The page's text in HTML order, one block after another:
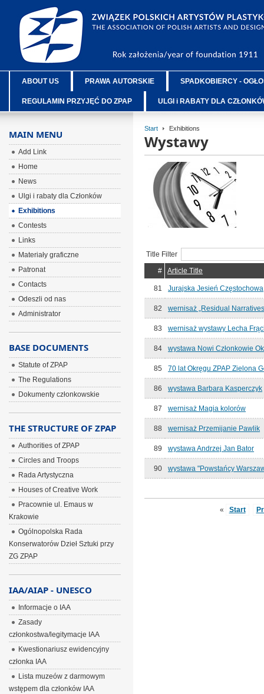
ABOUT US PRAWA AUTORSKIE SPADKOBIERCY -
REGULAMIN PRZYJĘĆ DO ZPAP ULGI i RABATY DLA
Start Exhibitions
Wystawy
Title Filter
#
Article Title
81 Jurajska Jesień Częstochowa
82 wernisaż „Residual
83 wernisaż wystawy Lecha
84 wystawa Nowi Członkowie
85 70 lat Okręgu ZPAP Zielona
86 wystawa Barbara Kasperczyk
87 wernisaż Magia kolorów
88 wernisaż Przemijanie Pawlik
89 wystawa Andrzej Jan Bator
90 wystawa "Powstańcy
« Start
MAIN MENU
Add Link
Home
News
Ulgi i rabaty dla Członków
Exhibitions
Contests
Links
Materiały graficzne
Patronat
Contacts
Odeszli od nas
Administrator
BASE DOCUMENTS
Statute of ZPAP
The Regulations
Dokumenty członkowskie
THE STRUCTURE OF ZPAP
Authorities of ZPAP
Circles and Troops
Rada Artystyczna
Houses of Creative Work
Pracownie ul. Emaus w
Krakowie
Ogólnopolska Rada
Konserwatorów Dzieł Sztuki przy
ZG ZPAP
IAA/AIAP - UNESCO
Informacje o IAA
Zasady
członkostwa/legitymacje IAA
Kwestionariusz ewidencyjny
członka IAA
Lista muzeów z darmowym
wstępem dla członków IAA